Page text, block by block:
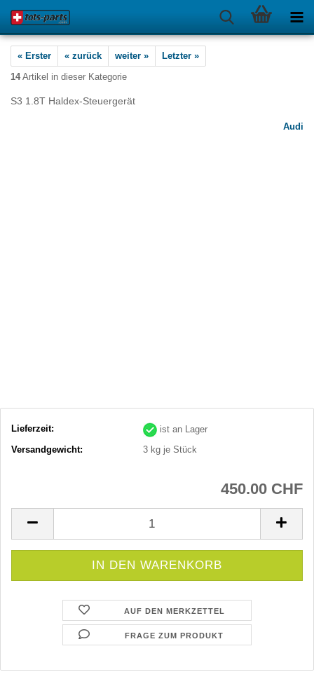
« Erster « zurück weiter »
Letzter »
14Artikel in dieser Kategorie
S3 1.8T Haldex-Steuergerät
Audi
Lieferzeit:
ist an Lager
Versandgewicht:
3 kg je Stück
450.00 CHF
AUF DEN MERKZETTEL
FRAGE ZUM PRODUKT